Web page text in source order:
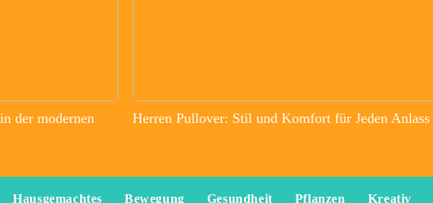
der modernen
Herren Pullover: Stil und Komfort für Jeden Anlass
Hausgemachtes Bewegung Gesundheit Pflanzen Kreativ